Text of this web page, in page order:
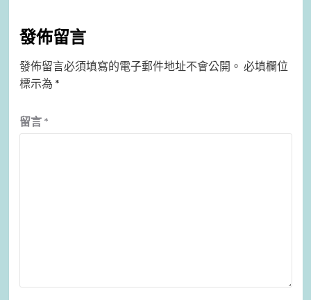
發佈留言
發佈留言必須填寫的電子郵件地址不會公開。 必填欄位
標示為 *
留言 *